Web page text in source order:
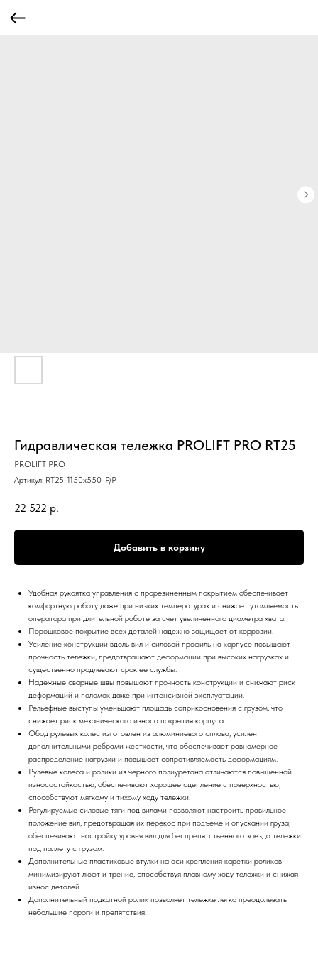
Гидравлическая тележка PROLIFT PRO RT25
PROLIFT PRO
Артикул: RT25-1150x550-P/P
22 522 р.
Добавить в корзину
Удобная рукоятка управления с прорезиненным покрытием обеспечивает
комфортную работу даже при низких температурах и снижает утомляемость
оператора при длительной работе за счет увеличенного диаметра хвата.
Порошковое покрытие всех деталей надежно защищает от коррозии.
Усиление конструкции вдоль вил и силовой профиль на корпусе повышают
прочность тележки, предотвращают деформации при высоких нагрузках и
существенно продлевают срок ее службы.
Надежные сварные швы повышают прочность конструкции и снижают риск
деформаций и поломок даже при интенсивной эксплуатации.
Рельефные выступы уменьшают площадь соприкосновения с грузом, что
снижает риск механического износа покрытия корпуса.
Обод рулевых колес изготовлен из алюминиевого сплава, усилен
дополнительными ребрами жесткости, что обеспечивает равномерное
распределение нагрузки и повышает сопротивляемость деформациям.
Рулевые колеса и ролики из черного полиуретана отличаются повышенной
износостойкостью, обеспечивают хорошее сцепление с поверхностью,
способствуют мягкому и тихому ходу тележки.
Регулируемые силовые тяги под вилами позволяют настроить правильное
положение вил, предотвращая их перекос при подъеме и опускании груза,
обеспечивают настройку уровня вил для беспрепятственного заезда тележки
под паллету с грузом.
Дополнительные пластиковые втулки на оси крепления каретки роликов
минимизируют люфт и трение, способствуя плавному ходу тележки и снижая
износ деталей.
Дополнительный подкатной ролик позволяет тележке легко преодолевать
небольшие пороги и препятствия.